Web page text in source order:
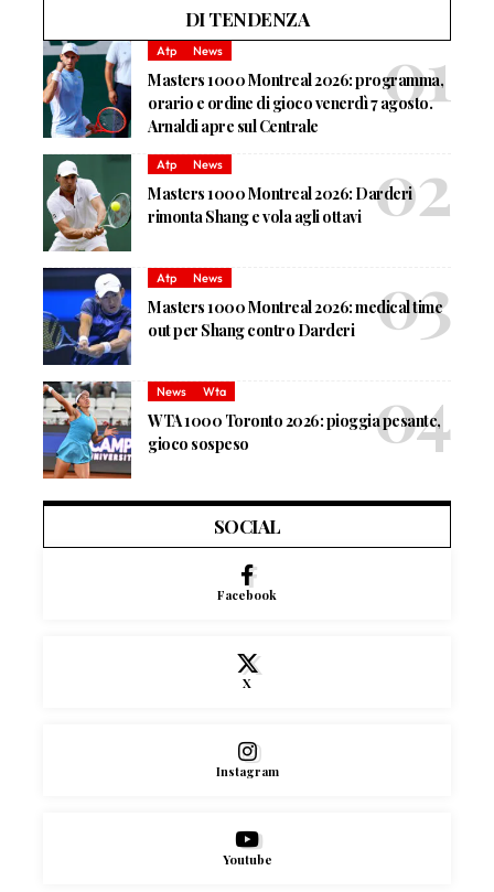
DI TENDENZA
Atp News
Masters 1000 Montreal 2026: programma,
orario e ordine di gioco venerdì 7 agosto.
Arnaldi apre sul Centrale
Atp News
Masters 1000 Montreal 2026: Darderi
rimonta Shang e vola agli ottavi
Atp News
Masters 1000 Montreal 2026: medical time
out per Shang contro Darderi
News Wta
WTA 1000 Toronto 2026: pioggia pesante,
gioco sospeso
SOCIAL
Facebook
X
Instagram
Youtube